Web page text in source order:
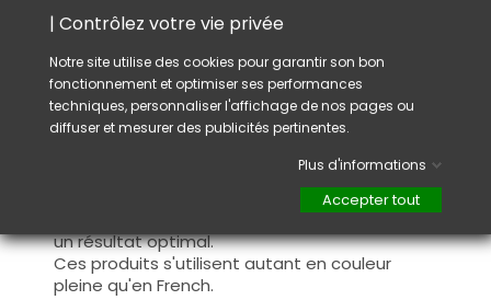
Cette couleur s'applique avec son pinceau, de
manière fine, sur la base (il n'est pas
nécessaire de dégraisser la couche de
cohésion) ou sur la construction après limage.
Ce produit s'applique en deux couches,
fermez le bord libre à la première couche et
appliquez la deuxième couche pour garantir
un résultat optimal.
Ces produits s'utilisent autant en couleur
pleine qu'en French.
| Contrôlez votre vie privée
Notre site utilise des cookies pour garantir son bon
fonctionnement et optimiser ses performances
techniques, personnaliser l'affichage de nos pages ou
diffuser et mesurer des publicités pertinentes.
Plus d'informations
Accepter tout